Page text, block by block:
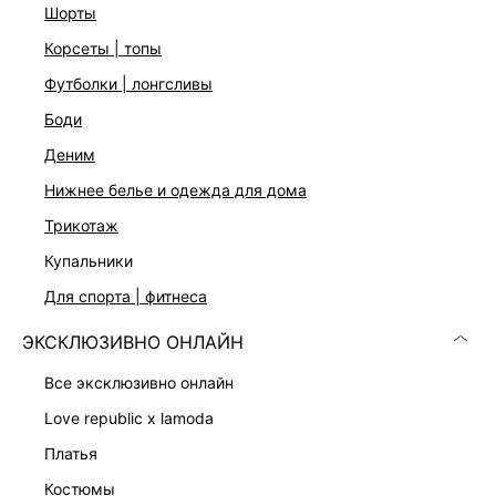
шорты
корсеты | топы
футболки | лонгсливы
боди
деним
нижнее белье и одежда для дома
трикотаж
купальники
для спорта | фитнеса
ЭКСКЛЮЗИВНО ОНЛАЙН
все эксклюзивно онлайн
love republic x lamoda
платья
костюмы
Сплав из латуни и цинка
Цвет: золото
ДОСТАВКА И ВОЗВРАТ
в AppStore